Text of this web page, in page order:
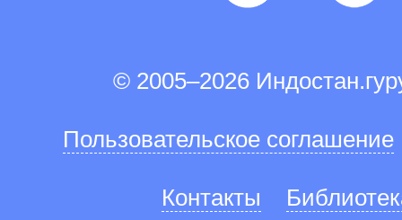
© 2005–2026
Пользовательское соглашение
Контакты